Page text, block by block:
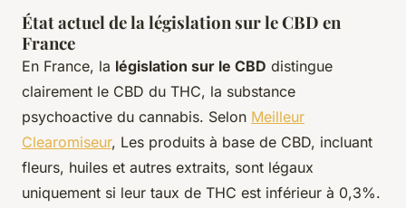
État actuel de la législation sur le CBD en
France
En France, la législation sur le CBD distingue
clairement le CBD du THC, la substance
psychoactive du cannabis. Selon Meilleur
Clearomiseur, Les produits à base de CBD, incluant
fleurs, huiles et autres extraits, sont légaux
uniquement si leur taux de THC est inférieur à 0,3%.